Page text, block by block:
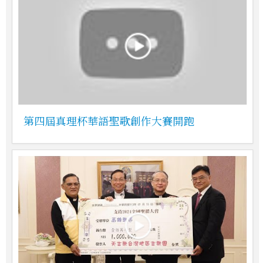
第四屆真理杯華語聖歌創作大賽開跑